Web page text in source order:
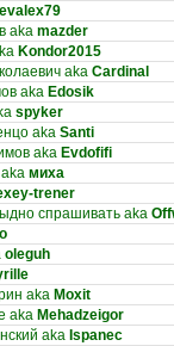
aka mazder
Kondor2015
aka Cardinal
aka Edosik
spyker
aka Santi
aka Evdofifi
миха
trener
спрашивать aka
oleguh
aka Moxit
aka Mehadzeigor
aka Ispanec